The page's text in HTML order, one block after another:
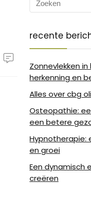
recente
Zonnevlekken
herkenning en
Alles over cbg
Osteopathie:
een betere
Hypnotherapie:
en groei
Een dynamisch
creëren